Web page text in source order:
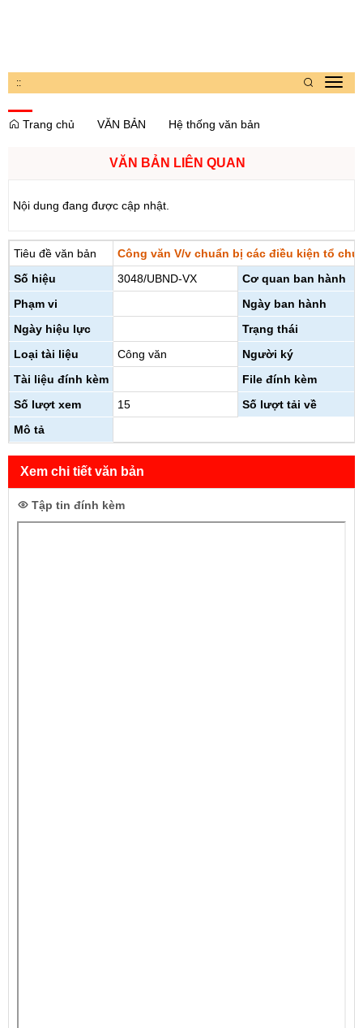
::
Trang chủ
VĂN BẢN Hệ thống văn bản
VĂN BẢN LIÊN QUAN
Nội dung đang được cập nhật.
Tiêu đề văn bản
Công văn V/v chuẩn bị các điều kiện tổ
Số hiệu
3048/UBND-VX
Cơ quan ban hành
Phạm vi
Ngày ban hành
Ngày hiệu lực
Trạng thái
Loại tài liệu
Công văn
Người ký
Tài liệu đính kèm
File đính kèm
Số lượt xem
15
Số lượt tải về
Mô tả
Xem chi tiết văn bản
Tập tin đính kèm